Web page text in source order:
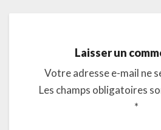
Laisser un
Votre adresse e-mail ne
Les champs obligatoires
*